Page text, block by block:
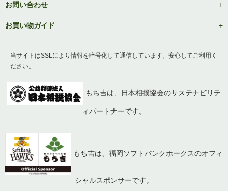
お問い合わせ
お買い物ガイド
当サイトはSSLにより情報を暗号化して通信しています。安心してご利用く
ださい。
もち吉は、日本相撲協会のサステナビリテ
ィパートナーです。
もち吉は、福岡ソフトバンクホークスのオフィ
シャルスポンサーです。